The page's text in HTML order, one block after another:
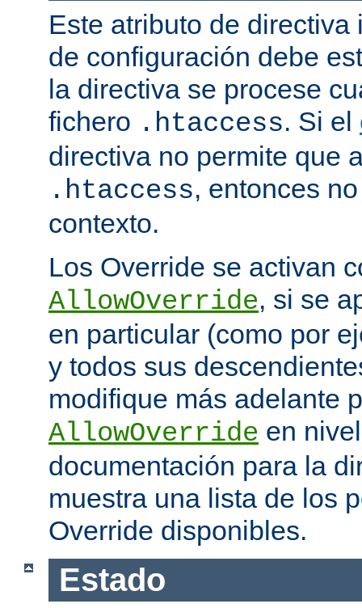
Este atributo de
de configuración debe
la directiva se procese
fichero .htaccess. Si el
directiva no permite que
.htaccess, entonces
contexto.
Los Override se activan
AllowOverride, si se
en particular (como por
y todos sus
modifique más adelante
AllowOverride en
documentación para la
muestra una lista de los
Override disponibles.
Estado